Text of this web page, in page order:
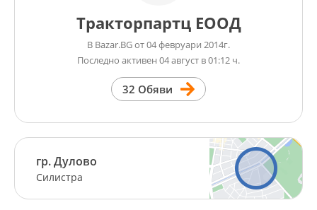
Тракторпартц ЕООД
В Bazar.BG от 04 февруари 2014г.
Последно активен 04 август в 01:12 ч.
32 Обяви
гр. Дулово
Силистра